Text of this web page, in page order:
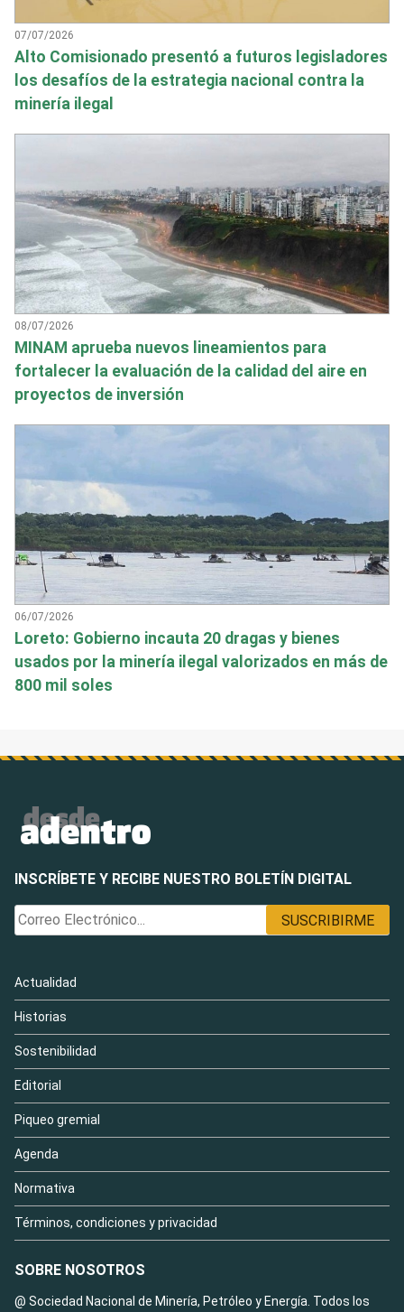
07/07/2026
Alto Comisionado presentó a futuros legisladores
los desafíos de la estrategia nacional contra la
minería ilegal
08/07/2026
MINAM aprueba nuevos lineamientos para
fortalecer la evaluación de la calidad del aire en
proyectos de inversión
06/07/2026
Loreto: Gobierno incauta 20 dragas y bienes
usados por la minería ilegal valorizados en más de
800 mil soles
INSCRÍBETE Y RECIBE NUESTRO BOLETÍN DIGITAL
Actualidad
Historias
Sostenibilidad
Editorial
Piqueo gremial
Agenda
Normativa
Términos, condiciones y privacidad
SOBRE NOSOTROS
@ Sociedad Nacional de Minería, Petróleo y Energía. Todos los